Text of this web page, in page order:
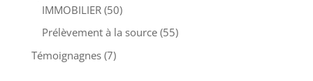
IMMOBILIER(50)
Prélèvement à la source(55)
Témoignagnes(7)